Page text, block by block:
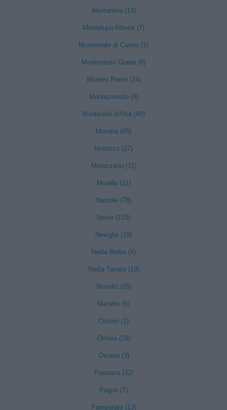
Montanera (14)
Montelupo Albese (7)
Montemale di Cuneo (1)
Monterosso Grana (8)
Monteu Roero (24)
Montezemolo (8)
Monticello d'Alba (49)
Moretta (65)
Morozzo (27)
Murazzano (11)
Murello (11)
Narzole (78)
Neive (103)
Neviglie (19)
Niella Belbo (4)
Niella Tanaro (19)
Novello (28)
Nucetto (5)
Oncino (1)
Ormea (24)
Ostana (3)
Paesana (32)
Pagno (7)
Pamparato (13)